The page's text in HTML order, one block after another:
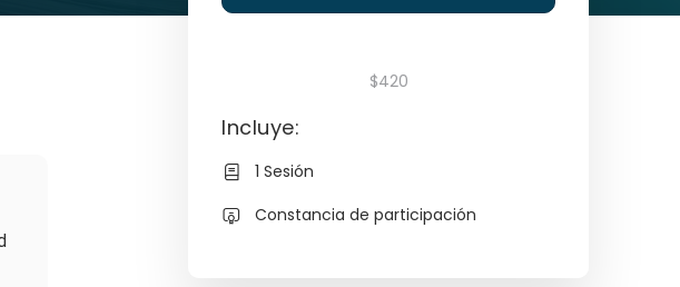
$420
Incluye:
1 Sesión
Constancia de participación